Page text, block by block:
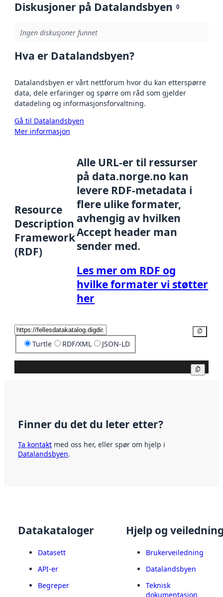
Diskusjoner på Datalandsbyen 0
Ingen diskusjoner funnet
Hva er Datalandsbyen?
Datalandsbyen er vårt nettforum hvor du kan etterspørre
data, dele erfaringer og spørre om råd som gjelder
datadeling og informasjonsforvaltning.
Gå til Datalandsbyen
Mer informasjon
Resource
Description
Framework
(RDF)
Alle URL-er til ressurser
på data.norge.no kan
levere RDF-metadata i
flere ulike formater,
avhengig av hvilken
Accept header man
sender med.
Les mer om RDF og
hvilke formater vi støtter
her
Turtle RDF/XML JSON-LD
Finner du det du leter etter?
Ta kontakt med oss her, eller spør om hjelp i
Datalandsbyen.
Datakataloger
Datasett
API-er
Begreper
Hjelp og
Brukerveiledning
Datalandsbyen
Teknisk
dokumentasjon